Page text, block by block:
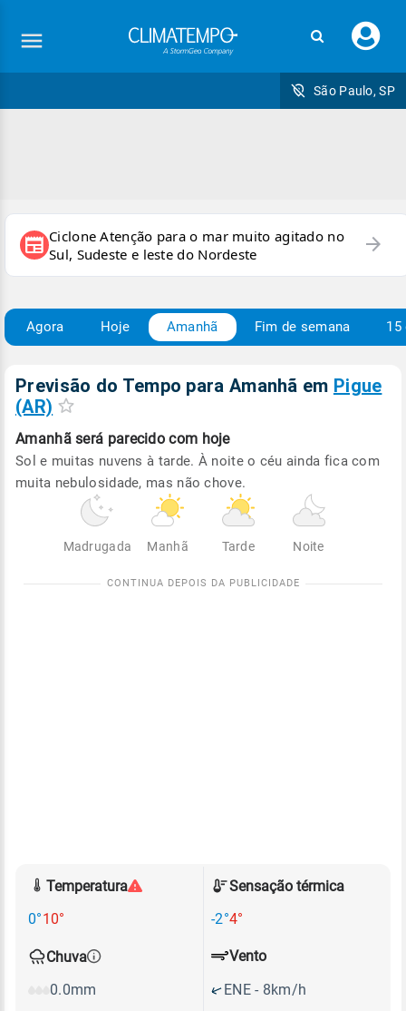
seu
São Paulo, SP
newspaper Ciclone Atenção para o mar muito agitado no
Sul, Sudeste e leste do Nordeste
arrow_forward
Agora Hoje Amanhã Fim de semana 15
Previsão do Tempo para Amanhã em Pigue
(AR)
Amanhã será parecido com hoje
Sol e muitas nuvens à tarde. À noite o céu ainda fica com
muita nebulosidade, mas não chove.
Madrugada Manhã Tarde Noite
Temperatura
0°10°
Sensação térmica
-2°4°
Chuva
0.0mm
Vento
ENE - 8km/h